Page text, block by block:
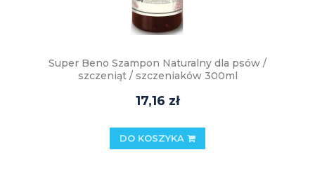
Super Beno Szampon Naturalny dla psów /
szczeniąt / szczeniaków 300ml
17,16 zł
DO KOSZYKA